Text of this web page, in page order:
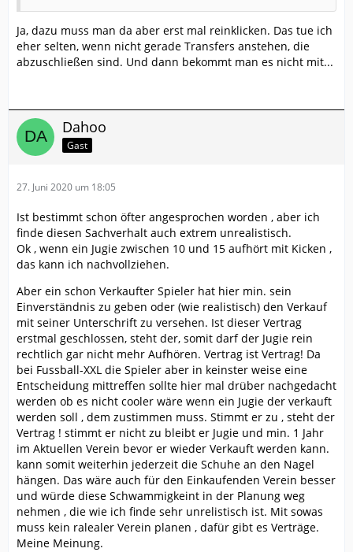
Ja, dazu muss man da aber erst mal reinklicken. Das tue ich
eher selten, wenn nicht gerade Transfers anstehen, die
abzuschließen sind. Und dann bekommt man es nicht mit...
Dahoo
Gast
27. Juni 2020 um 18:05
Ist bestimmt schon öfter angesprochen worden , aber ich
finde diesen Sachverhalt auch extrem unrealistisch.
Ok , wenn ein Jugie zwischen 10 und 15 aufhört mit Kicken ,
das kann ich nachvollziehen.
Aber ein schon Verkaufter Spieler hat hier min. sein
Einverständnis zu geben oder (wie realistisch) den Verkauf
mit seiner Unterschrift zu versehen. Ist dieser Vertrag
erstmal geschlossen, steht der, somit darf der Jugie rein
rechtlich gar nicht mehr Aufhören. Vertrag ist Vertrag! Da
bei Fussball-XXL die Spieler aber in keinster weise eine
Entscheidung mittreffen sollte hier mal drüber nachgedacht
werden ob es nicht cooler wäre wenn ein Jugie der verkauft
werden soll , dem zustimmen muss. Stimmt er zu , steht der
Vertrag ! stimmt er nicht zu bleibt er Jugie und min. 1 Jahr
im Aktuellen Verein bevor er wieder Verkauft werden kann.
kann somit weiterhin jederzeit die Schuhe an den Nagel
hängen. Das wäre auch für den Einkaufenden Verein besser
und würde diese Schwammigkeint in der Planung weg
nehmen , die wie ich finde sehr unrelistisch ist. Mit sowas
muss kein ralealer Verein planen , dafür gibt es Verträge.
Meine Meinung.